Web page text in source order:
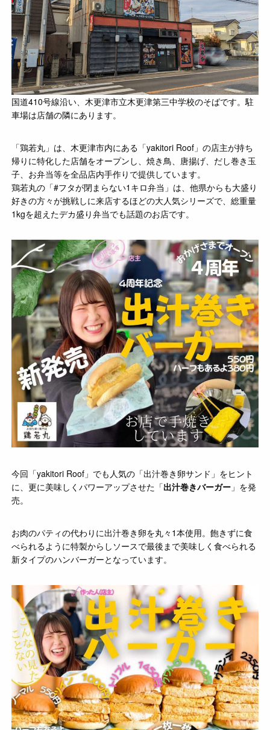
国道410号線沿い、木更津市立木更津第三中学校のそばです。駐
車場は店舗の隣にあります。
「鶏若丸」は、木更津市内にある「yakitori Roof」の店主が持ち
帰りに特化した店舗をオープンし、焼き鳥、唐揚げ、だし巻き玉
子、お弁当等を全品店内手作りで提供しています。
鶏若丸の「#フタが閉まらない1キロ弁当」は、他県からも大盛り
好きの方々が挑戦しに来店するほどの大人気シリーズで、総重量
1kgを超えたデカ盛り弁当でも話題のお店です。
今回「yakitori Roof」でも人気の「出汁巻き卵サンド」をヒント
に、更に美味しくパワーアップさせた「出汁巻きバーガー 」を発
売。
お肉のパティの代わりに出汁巻き卵を丸々1本使用。飽きずに食
べられるように特製からしソースで最後まで美味しく食べられる
新タイプのハンバーガーとなっています。